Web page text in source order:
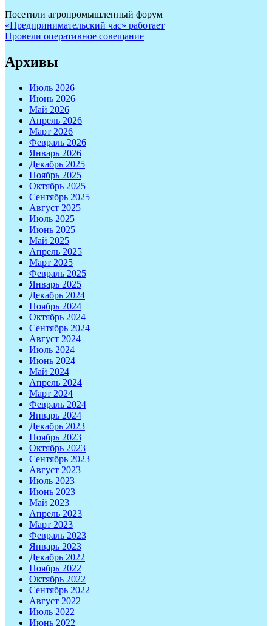
Посетили агропромышленный форум
Навигация
по
записям
«Предпринимательский час» работает
Провели оперативное совещание
Архивы
Июль 2026
Июнь 2026
Май 2026
Апрель 2026
Март 2026
Февраль 2026
Январь 2026
Декабрь 2025
Ноябрь 2025
Октябрь 2025
Сентябрь 2025
Август 2025
Июль 2025
Июнь 2025
Май 2025
Апрель 2025
Март 2025
Февраль 2025
Январь 2025
Декабрь 2024
Ноябрь 2024
Октябрь 2024
Сентябрь 2024
Август 2024
Июль 2024
Июнь 2024
Май 2024
Апрель 2024
Март 2024
Февраль 2024
Январь 2024
Декабрь 2023
Ноябрь 2023
Октябрь 2023
Сентябрь 2023
Август 2023
Июль 2023
Июнь 2023
Май 2023
Апрель 2023
Март 2023
Февраль 2023
Январь 2023
Декабрь 2022
Ноябрь 2022
Октябрь 2022
Сентябрь 2022
Август 2022
Июль 2022
Июнь 2022